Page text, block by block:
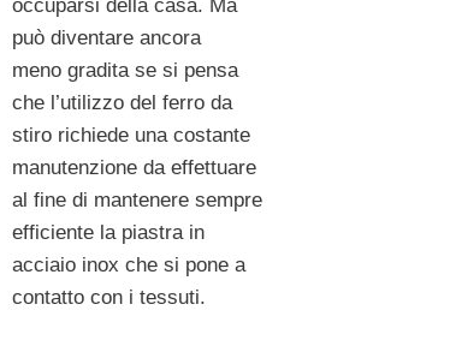
occuparsi della casa. Ma
può diventare ancora
meno gradita se si pensa
che l’utilizzo del ferro da
stiro richiede una costante
manutenzione da effettuare
al fine di mantenere sempre
efficiente la piastra in
acciaio inox che si pone a
contatto con i tessuti.